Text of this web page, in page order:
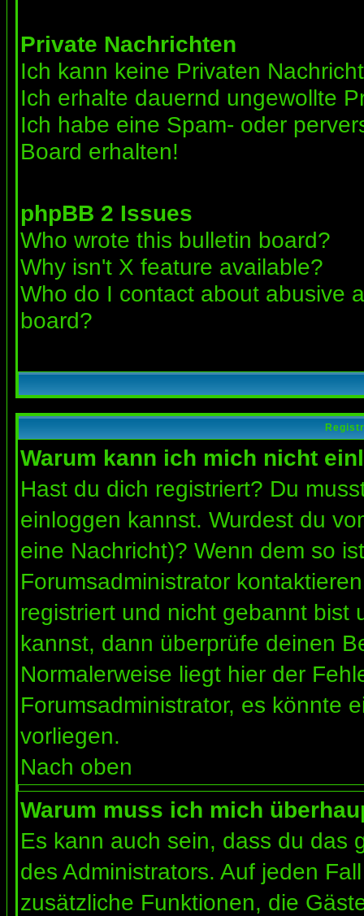
Private Nachrichten
Ich kann keine Privaten
Ich erhalte dauernd ungewollte
Ich habe eine Spam- oder
Board erhalten!
phpBB 2 Issues
Who wrote this bulletin board?
Why isn't X feature available?
Who do I contact about abusive
board?
Warum kann ich mich nicht
Hast du dich registriert? Du
einloggen kannst. Wurdest du
eine Nachricht)? Wenn dem so
Forumsadministrator
registriert und nicht gebannt bist
kannst, dann überprüfe deinen
Normalerweise liegt hier der
Forumsadministrator, es könnte
vorliegen.
Nach oben
Warum muss ich mich
Es kann auch sein, dass du das
des Administrators. Auf jeden
zusätzliche Funktionen, die